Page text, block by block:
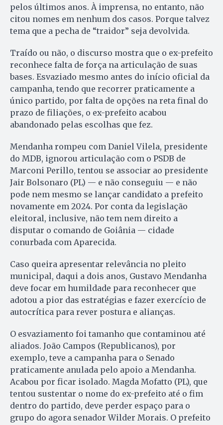
pelos últimos anos. À imprensa, no entanto, não
citou nomes em nenhum dos casos. Porque talvez
tema que a pecha de “traidor” seja devolvida.
Traído ou não, o discurso mostra que o ex-prefeito
reconhece falta de força na articulação de suas
bases. Esvaziado mesmo antes do início oficial da
campanha, tendo que recorrer praticamente a
único partido, por falta de opções na reta final do
prazo de filiações, o ex-prefeito acabou
abandonado pelas escolhas que fez.
Mendanha rompeu com Daniel Vilela, presidente
do MDB, ignorou articulação com o PSDB de
Marconi Perillo, tentou se associar ao presidente
Jair Bolsonaro (PL) — e não conseguiu — e não
pode nem mesmo se lançar candidato a prefeito
novamente em 2024. Por conta da legislação
eleitoral, inclusive, não tem nem direito a
disputar o comando de Goiânia — cidade
conurbada com Aparecida.
Caso queira apresentar relevância no pleito
municipal, daqui a dois anos, Gustavo Mendanha
deve focar em humildade para reconhecer que
adotou a pior das estratégias e fazer exercício de
autocrítica para rever postura e alianças.
O esvaziamento foi tamanho que contaminou até
aliados. João Campos (Republicanos), por
exemplo, teve a campanha para o Senado
praticamente anulada pelo apoio a Mendanha.
Acabou por ficar isolado. Magda Mofatto (PL), que
tentou sustentar o nome do ex-prefeito até o fim
dentro do partido, deve perder espaço para o
grupo do agora senador Wilder Morais. O prefeito